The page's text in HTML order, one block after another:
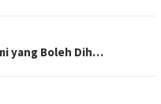
yang Boleh Dih…